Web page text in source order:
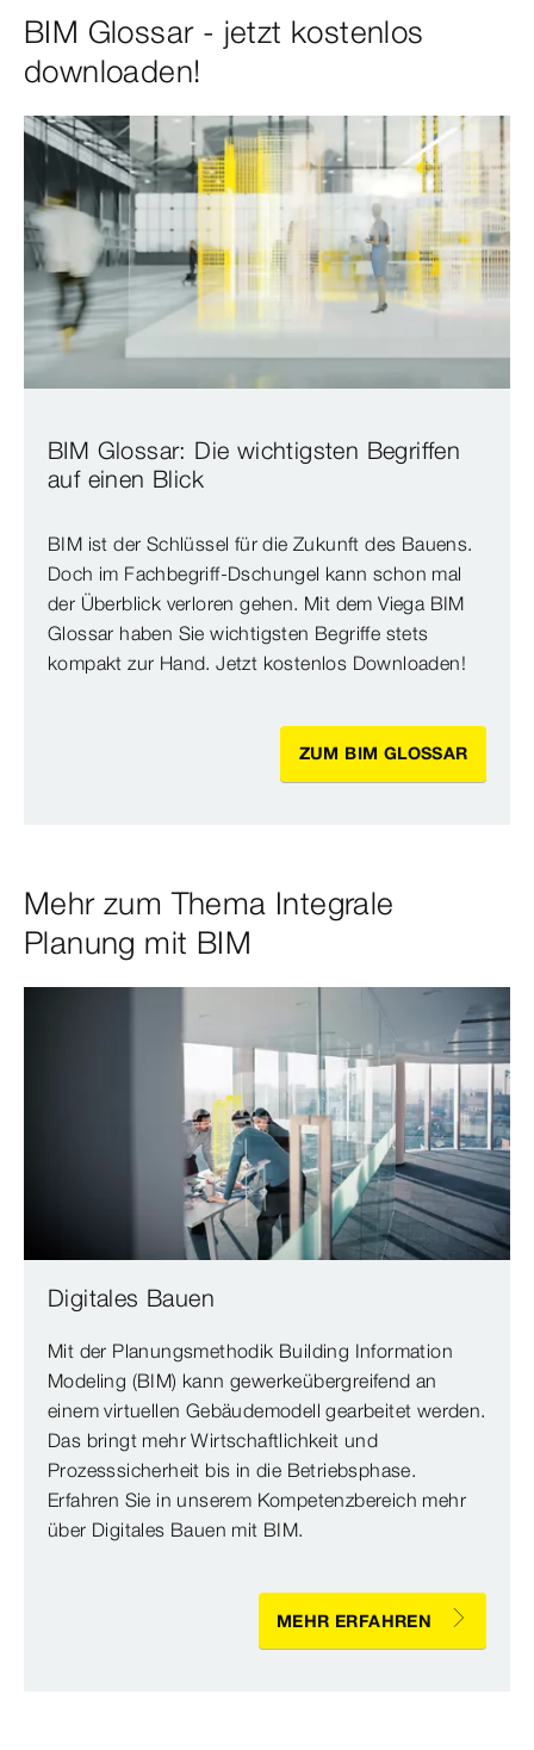
BIM Glossar - jetzt kostenlos
downloaden!
BIM Glossar: Die wichtigsten Begriffen
auf einen Blick
BIM ist der Schlüssel für die Zukunft des Bauens.
Doch im Fachbegriff-Dschungel kann schon mal
der Überblick verloren gehen. Mit dem Viega BIM
Glossar haben Sie wichtigsten Begriffe stets
kompakt zur Hand. Jetzt kostenlos Downloaden!
ZUM BIM GLOSSAR
Mehr zum Thema Integrale
Planung mit BIM
Digitales Bauen
Mit der Planungsmethodik Building Information
Modeling (BIM) kann gewerkeübergreifend an
einem virtuellen Gebäudemodell gearbeitet werden.
Das bringt mehr Wirtschaftlichkeit und
Prozesssicherheit bis in die Betriebsphase.
Erfahren Sie in unserem Kompetenzbereich mehr
über Digitales Bauen mit BIM.
MEHR ERFAHREN